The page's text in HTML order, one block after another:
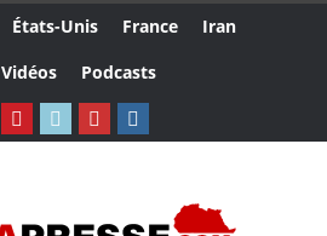
États-Unis France
Iran
Vidéos Podcasts